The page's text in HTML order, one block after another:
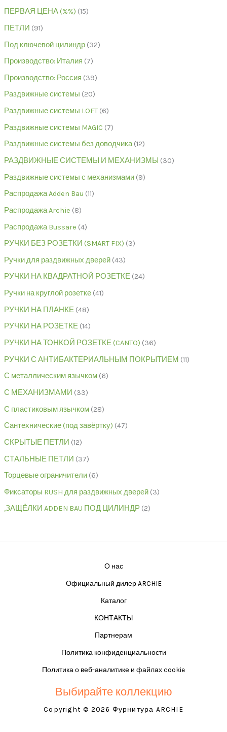
ПЕРВАЯ ЦЕНА (%%) 15
ПЕТЛИ 91
Под ключевой цилиндр 32
Производство: Италия 7
Производство: Россия 39
Раздвижные системы 20
Раздвижные системы LOFT 6
Раздвижные системы MAGIC 7
Раздвижные системы без доводчика 12
РАЗДВИЖНЫЕ СИСТЕМЫ И МЕХАНИЗМЫ
30
Раздвижные системы с механизмами 9
Распродажа Adden Bau 11
Распродажа Archie 8
Распродажа Bussare 4
РУЧКИ БЕЗ РОЗЕТКИ (SMART FIX) 3
Ручки для раздвижных дверей 43
РУЧКИ НА КВАДРАТНОЙ РОЗЕТКЕ 24
Ручки на круглой розетке 41
РУЧКИ НА ПЛАНКЕ 48
РУЧКИ НА РОЗЕТКЕ 14
РУЧКИ НА ТОНКОЙ РОЗЕТКЕ (CANTO) 36
РУЧКИ С АНТИБАКТЕРИАЛЬНЫМ ПОКРЫТИЕМ
11
С металлическим язычком 6
С МЕХАНИЗМАМИ 33
С пластиковым язычком 28
Сантехнические (под завёртку) 47
СКРЫТЫЕ ПЕТЛИ 12
СТАЛЬНЫЕ ПЕТЛИ 37
Торцевые ограничители 6
Фиксаторы RUSH для раздвижных дверей 3
,ЗАЩЁЛКИ ADDEN BAU ПОД ЦИЛИНДР 2
О нас
Официальный дилер ARCHIE
Каталог
КОНТАКТЫ
Партнерам
Политика конфиденциальности
Политика о веб-аналитике и файлах cookie
Выбирайте коллекцию
Copyright © 2026 Фурнитура ARCHIE